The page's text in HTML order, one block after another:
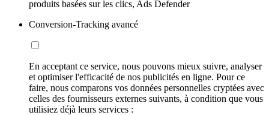
produits basées sur les clics, Ads Defender
Conversion-Tracking avancé
En acceptant ce service, nous pouvons mieux suivre, analyser
et optimiser l'efficacité de nos publicités en ligne. Pour ce
faire, nous comparons vos données personnelles cryptées avec
celles des fournisseurs externes suivants, à condition que vous
utilisiez déjà leurs services :